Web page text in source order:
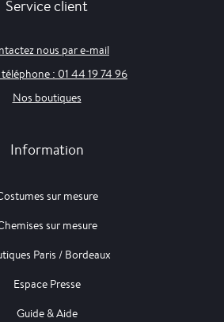
Service client
nous par e-mail
: 01 44 19 74 96
Nos boutiques
Information
sur mesure
sur mesure
Paris / Bordeaux
Espace Presse
Guide & Aide